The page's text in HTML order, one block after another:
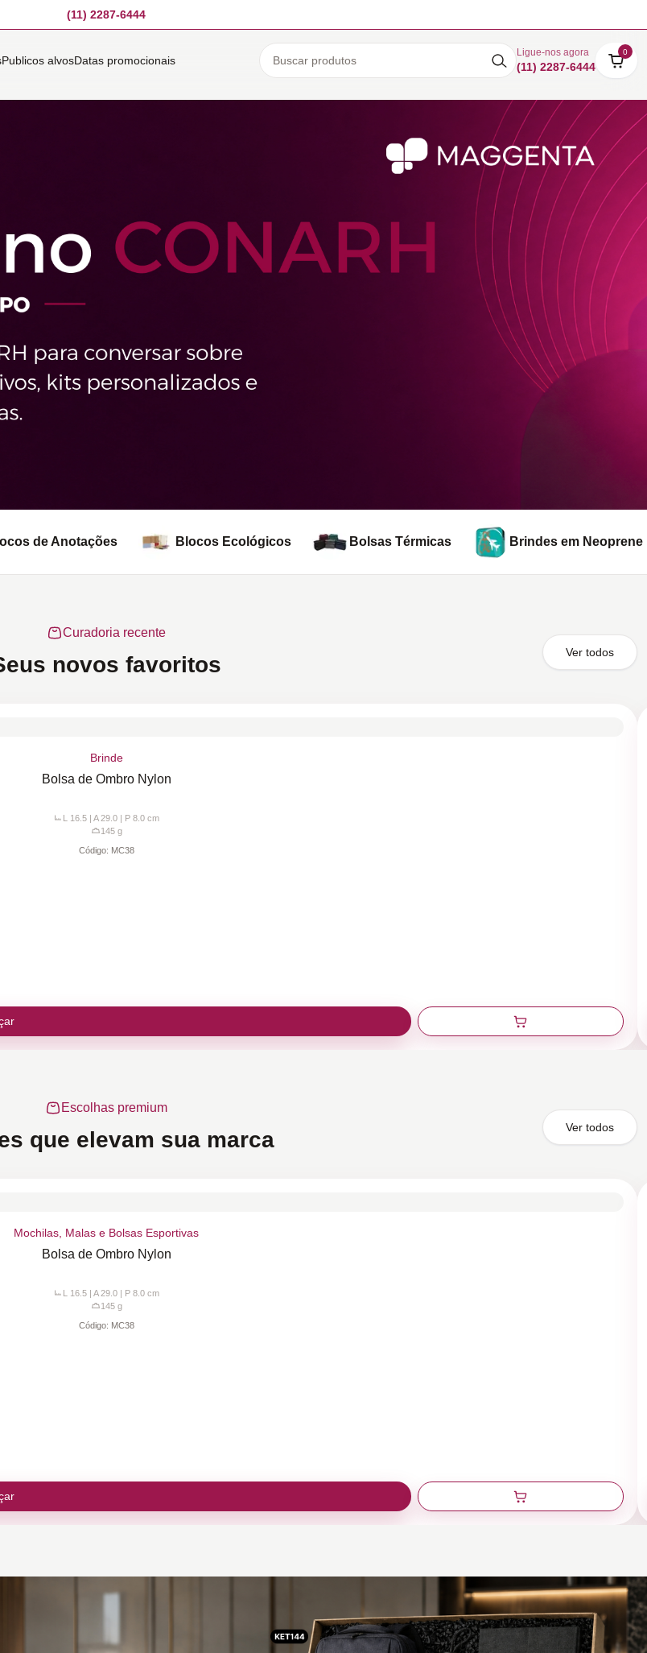
(11) 2287-6444
Publicos alvosDatas promocionais
Ligue-nos agora
(11) 2287-6444
0
de Anotações Blocos Ecológicos Bolsas Térmicas Brindes em Neoprene
Curadoria recente
novos favoritos Ver todos
Brinde
Bolsa de Ombro Nylon
L 16.5 | A 29.0 | P 8.0 cm
145g
Código: MC38
Escolhas premium
que elevam sua marca Ver todos
Mochilas, Malas e Bolsas Esportivas
Bolsa de Ombro Nylon
L 16.5 | A 29.0 | P 8.0 cm
145g
Código: MC38